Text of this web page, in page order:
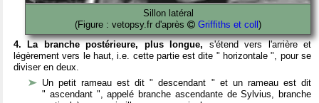
Sillon latéral
(Figure : vetopsy.fr d'après
Griffiths et coll )
4. La branche postérieure, plus longue,s'étend vers l'arrière et
légèrement vers le haut, i.e. cette partie est dite " horizontale ", pour se
diviser en deux.
Un petit rameau est dit " descendant " et un rameau est dit
" ascendant ", appelé branche ascendante de Sylvius, branche